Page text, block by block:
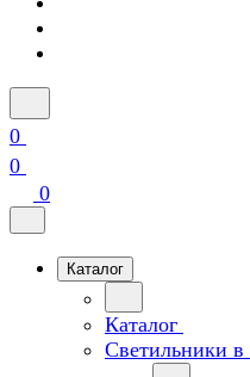
0
0
0
Каталог
Каталог
Светильники в